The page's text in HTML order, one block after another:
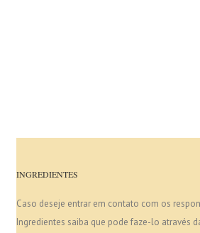
INGREDIENTES
Caso deseje entrar em contato com os
Ingredientes saiba que pode faze-lo através